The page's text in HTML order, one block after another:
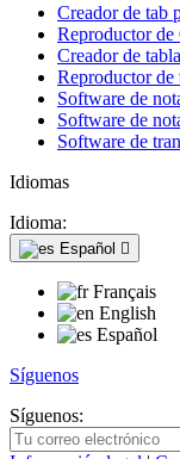
Creador de tab
Reproductor de
Creador de
Reproductor de
Software de
Software de
Software de
Idiomas
Idioma:
Español 
Français
English
Español
Síguenos
Síguenos: